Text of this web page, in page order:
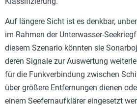
Auf längere Sicht ist es denkbar,
im Rahmen der Unterwasser-
diesem Szenario könnten sie
deren Signale zur Auswertung
für die Funkverbindung zwischen
über größere Entfernungen dienen
einem Seefernaufklärer eingesetzt